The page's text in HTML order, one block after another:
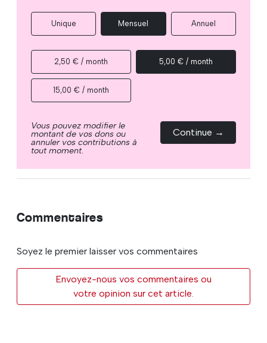
Unique Mensuel Annuel
2,50 € / month 5,00 € / month
15,00 € / month
Vous pouvez modifier le
montant de vos dons ou
annuler vos contributions à
tout moment.
Continue →
Commentaires
Soyez le premier laisser vos commentaires
Envoyez-nous vos commentaires ou
votre opinion sur cet article.